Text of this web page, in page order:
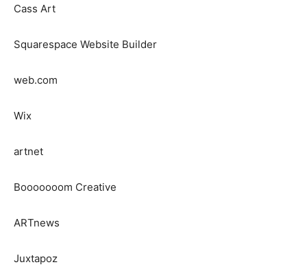
Cass Art
Squarespace Website Builder
web.com
Wix
artnet
Booooooom Creative
ARTnews
Juxtapoz